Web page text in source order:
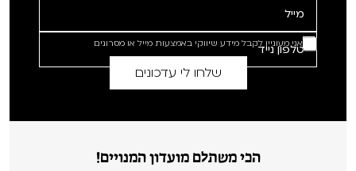
אני מעוניין לקבל מידע שיווקי באמצעות מייל או מסרונים
הכי משתלם מועדון המנויים!